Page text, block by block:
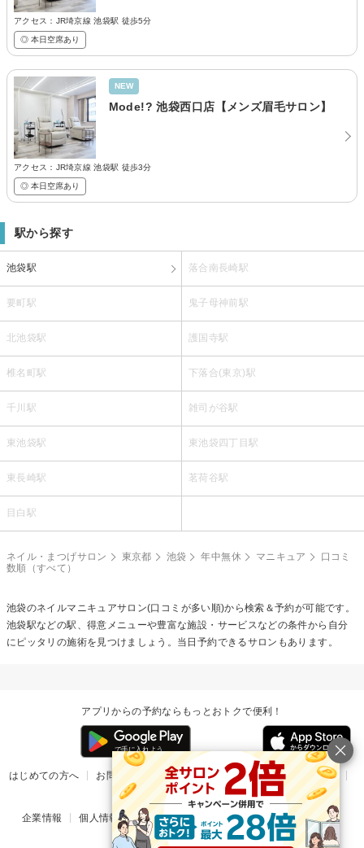
アクセス：JR埼京線 池袋駅 徒歩5分
◎ 本日空席あり
NEW
Mode!? 池袋西口店【メンズ眉毛サロン】
アクセス：JR埼京線 池袋駅 徒歩3分
◎ 本日空席あり
駅から探す
池袋駅 落合南長崎駅
要町駅 鬼子母神前駅
北池袋駅 護国寺駅
椎名町駅 下落合(東京)駅
千川駅 雑司が谷駅
東池袋駅 東池袋四丁目駅
東長崎駅 茗荷谷駅
目白駅
ネイル・まつげサロン 東京都 池袋 年中無休 マニキュア
口コミ
数順（すべて）
池袋のネイルマニキュアサロン(口コミが多い順)から検索＆予約が可能です。
池袋駅などの駅、得意メニューや豊富な施設・サービスなどの条件から自分
にピッタリの施術を見つけましょう。当日予約できるサロンもあります。
アプリからの予約ならもっとおトクで便利！
はじめての方へ お問い合わせ ヘルプ リリース情報
利用規約
掲載ご希望のサロン様
企業情報 個人情報保護方針 楽天のサービス一覧 アプリ一覧
© Rakuten Group, Inc.